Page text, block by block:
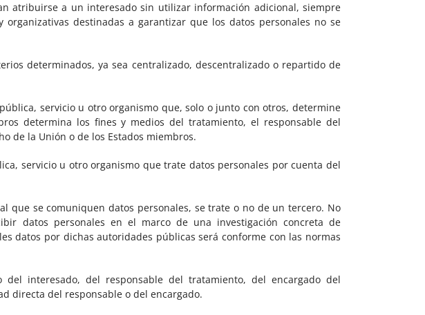
atribuirse a un interesado sin utilizar información adicional, siempre
destinadas a garantizar que los datos personales no se
determinados, ya sea centralizado, descentralizado o repartido de
servicio u otro organismo que, solo o junto con otros, determine
determina los fines y medios del tratamiento, el responsable del
de la Unión o de los Estados miembros.
servicio u otro organismo que trate datos personales por cuenta del
que se comuniquen datos personales, se trate o no de un tercero. No
datos personales en el marco de una investigación concreta de
datos por dichas autoridades públicas será conforme con las normas
interesado, del responsable del tratamiento, del encargado del
directa del responsable o del encargado.